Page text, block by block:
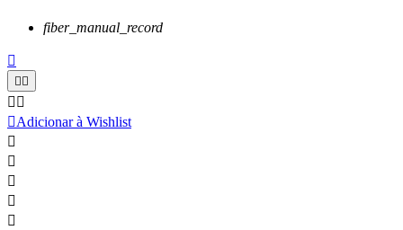
fiber_manual_record


 
Adicionar à Wishlist




